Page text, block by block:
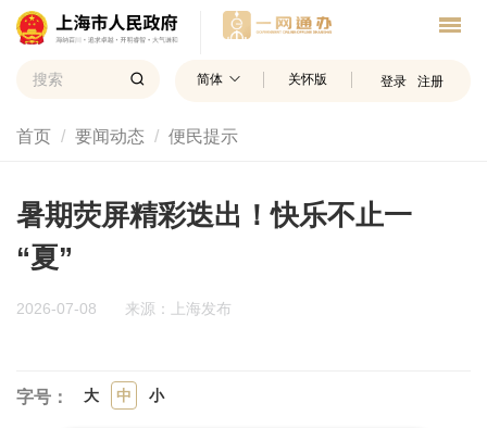
简体 关怀版 登录 注册
首页 要闻动态 便民提示
暑期荧屏精彩迭出！快乐不止一
“夏”
2026-07-08 来源：上海发布
字号： 大 中 小